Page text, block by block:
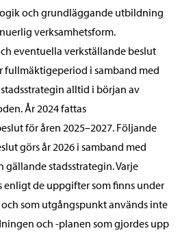
och grundläggande utbildning
verksamhetsform.
eventuella verkställande beslut
fullmäktigeperiod i samband med
alltid i början av
År 2024 fattas
för åren 2025–2027. Följande
görs år 2026 i samband med
gällande stadsstrategin. Varje
enligt de uppgifter som finns under
som utgångspunkt används inte
och -planen som gjordes upp